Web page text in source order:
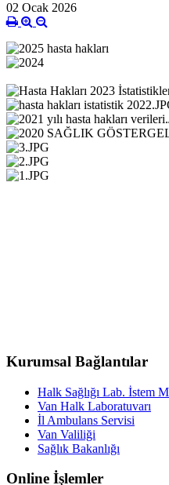
02 Ocak 2026
Kurumsal Bağlantılar
Halk Sağlığı Lab. İstem
Van Halk Laboratuvarı
İl Ambulans Servisi
Van Valiliği
Sağlık Bakanlığı
Online İşlemler